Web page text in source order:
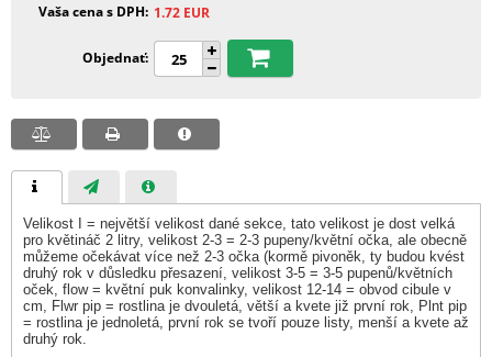
Vaša cena s DPH 1.72 EUR
Objednať
Velikost I = největší velikost dané sekce, tato velikost je dost velká
pro květináč 2 litry, velikost 2-3 = 2-3 pupeny/květní očka, ale obecně
můžeme očekávat více než 2-3 očka (kormě pivoněk, ty budou kvést
druhý rok v důsledku přesazení, velikost 3-5 = 3-5 pupenů/květních
oček, flow = květní puk konvalinky, velikost 12-14 = obvod cibule v
cm, Flwr pip = rostlina je dvouletá, větší a kvete již první rok, Plnt pip
= rostlina je jednoletá, první rok se tvoří pouze listy, menší a kvete až
druhý rok.